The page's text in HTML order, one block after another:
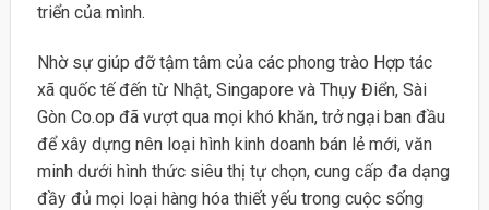
triển của mình.
Nhờ sự giúp đỡ tậm tâm của các phong trào Hợp tác
xã quốc tế đến từ Nhật, Singapore và Thụy Điển, Sài
Gòn Co.op đã vượt qua mọi khó khăn, trở ngại ban đầu
để xây dựng nên loại hình kinh doanh bán lẻ mới, văn
minh dưới hình thức siêu thị tự chọn, cung cấp đa dạng
đầy đủ mọi loại hàng hóa thiết yếu trong cuộc sống